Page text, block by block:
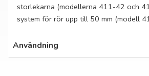
storlekarna (modellerna 411-42 och
system för rör upp till 50 mm (modell
Användning